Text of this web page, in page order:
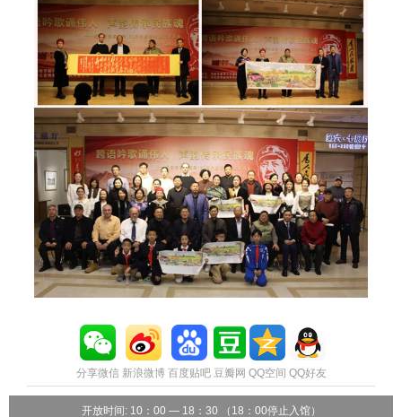
分享微信 新浪微博 百度贴吧 豆瓣网 QQ空间 QQ好友
开放时间: 10：00 — 18：30 （18：00停止入馆）